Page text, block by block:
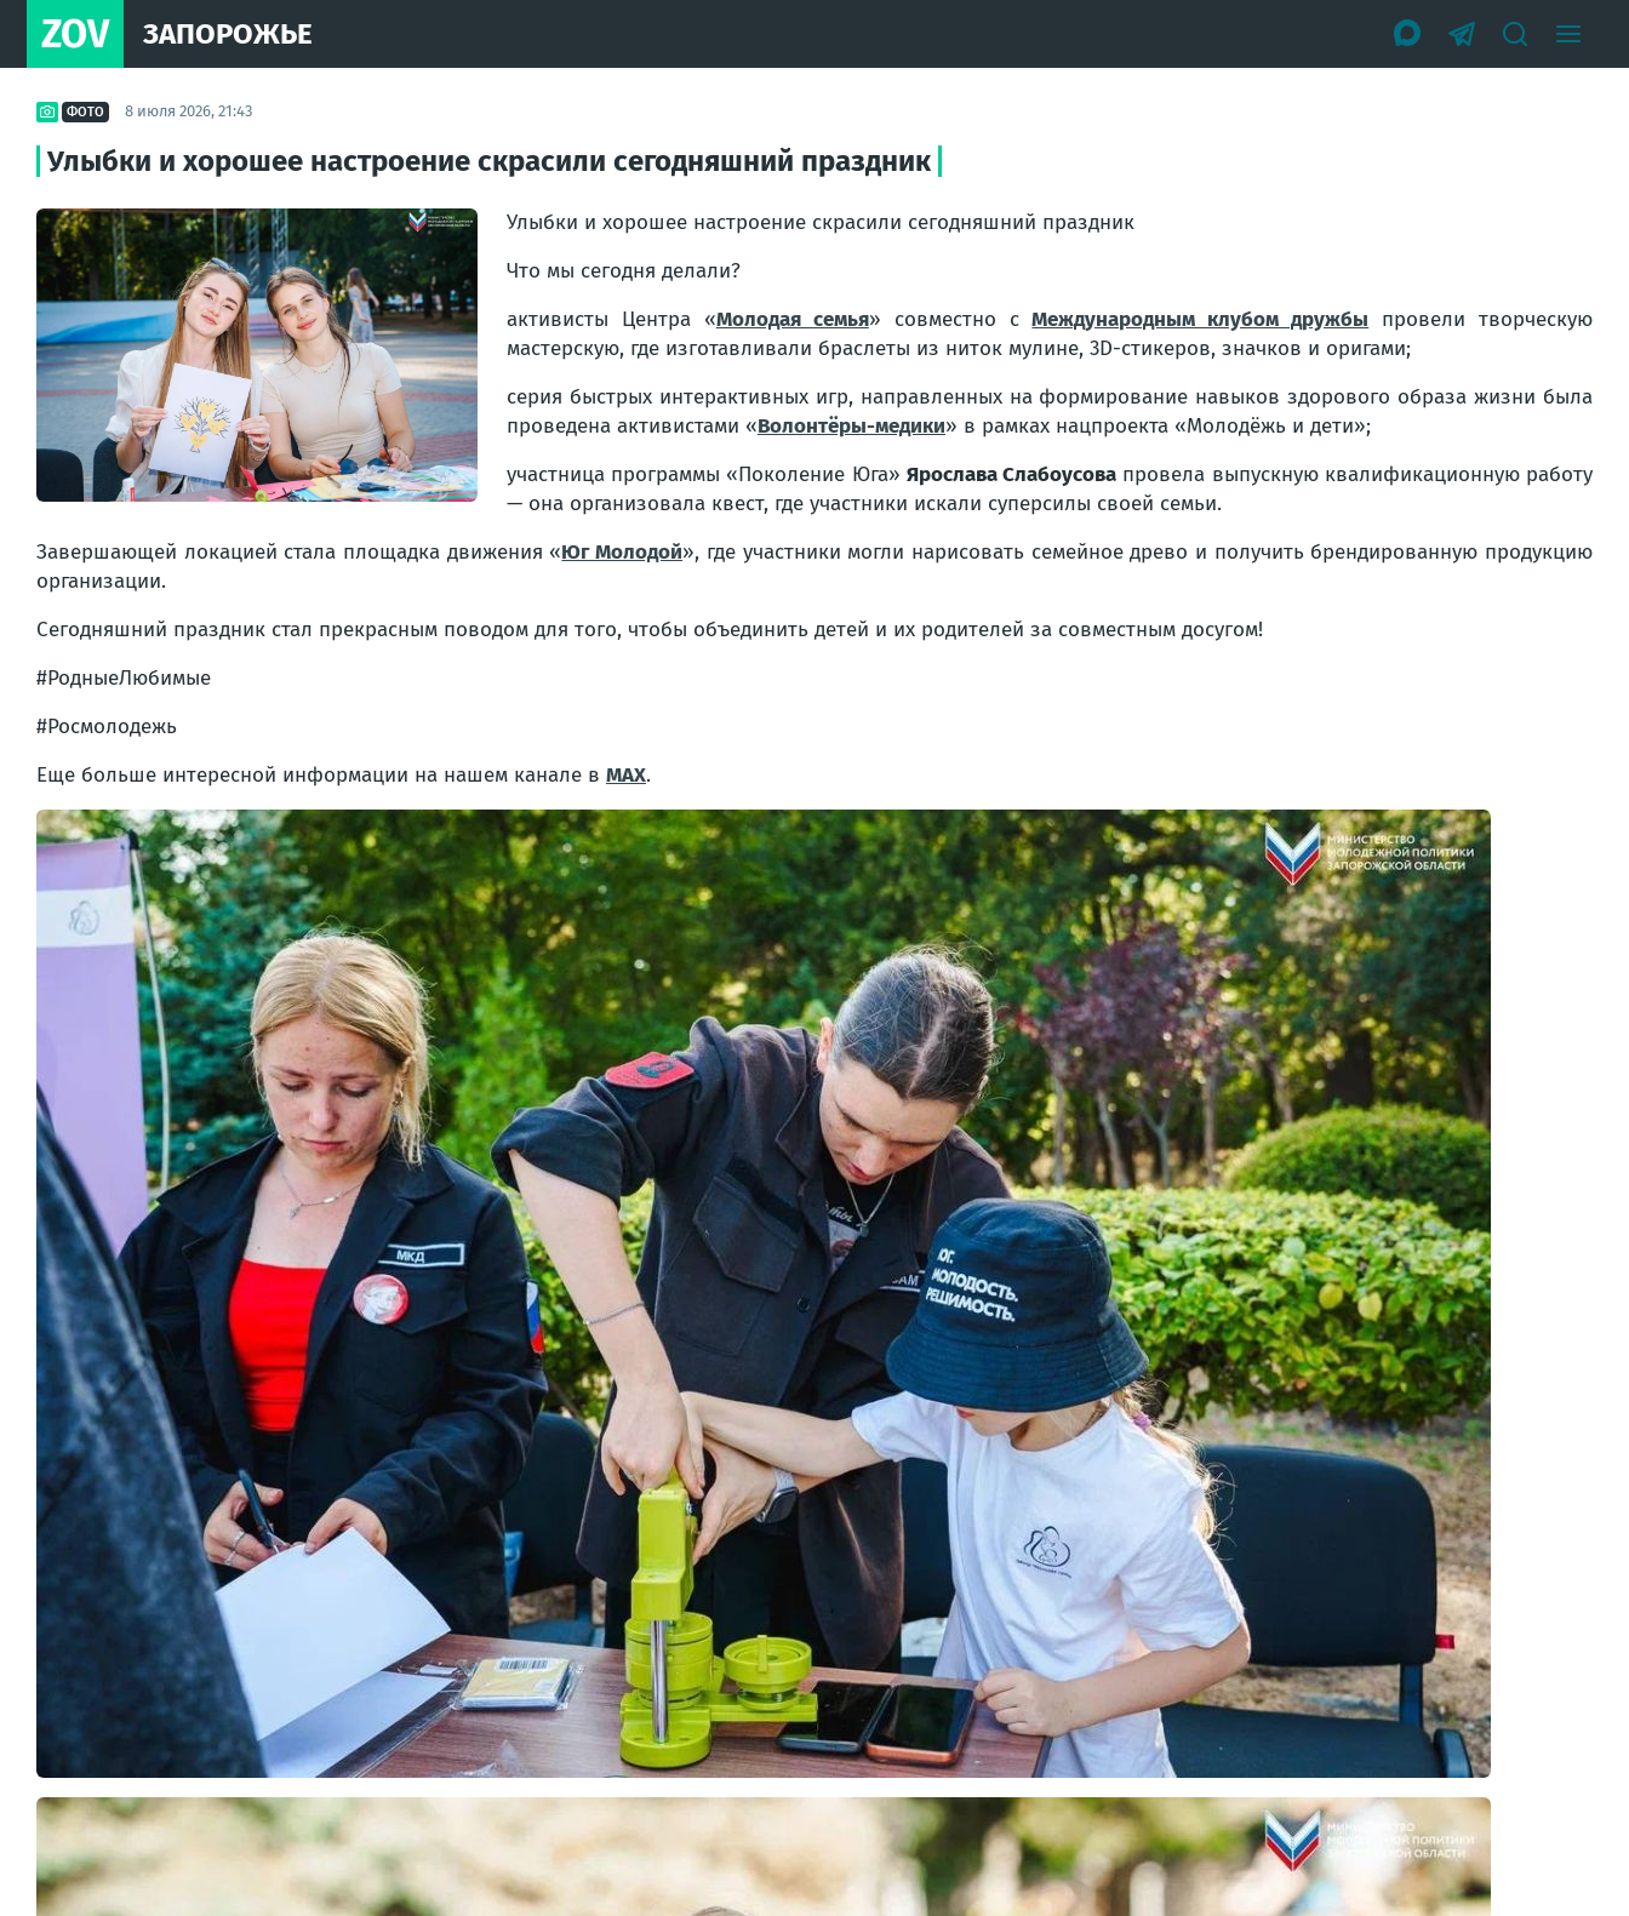
ZOV ЗАПОРОЖЬЕ
ФОТО 8 июля 2026, 21:43
Улыбки и хорошее настроение скрасили сегодняшний праздник
Улыбки и хорошее настроение скрасили сегодняшний праздник
Что мы сегодня делали?
активисты Центра «Молодая семья» совместно сМеждународным клубом дружбы провели творческую
мастерскую, где изготавливали браслеты из ниток мулине, 3D-стикеров, значков и оригами;
серия быстрых интерактивных игр, направленных на формирование навыков здорового образа жизни была
проведена активистами «Волонтёры-медики» в рамках нацпроекта «Молодёжь и дети»;
участница программы «Поколение Юга» Ярослава Слабоусова провела выпускную квалификационную работу
— она организовала квест, где участники искали суперсилы своей семьи.
Завершающей локацией стала площадка движения «Юг Молодой», где участники могли нарисовать семейное древо и получить брендированную продукцию
организации.
Сегодняшний праздник стал прекрасным поводом для того, чтобы объединить детей и их родителей за совместным досугом!
#РодныеЛюбимые
#Росмолодежь
Еще больше интересной информации на нашем канале в MAX.